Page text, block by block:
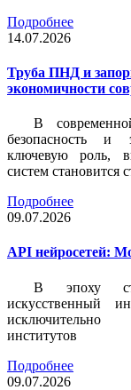
Подробнее
14.07.2026
Труба ПНД и
экономичности
В
безопасность и
ключевую роль,
систем становится
Подробнее
09.07.2026
API нейросетей:
В эпоху
искусственный
исключительно
институтов
Подробнее
09.07.2026